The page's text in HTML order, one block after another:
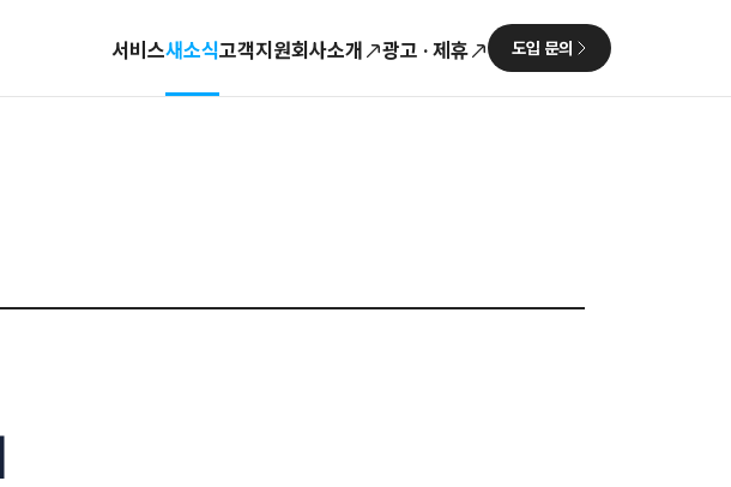
서비스새소식고객지원회사소개 광고 · 제휴 도입 문의